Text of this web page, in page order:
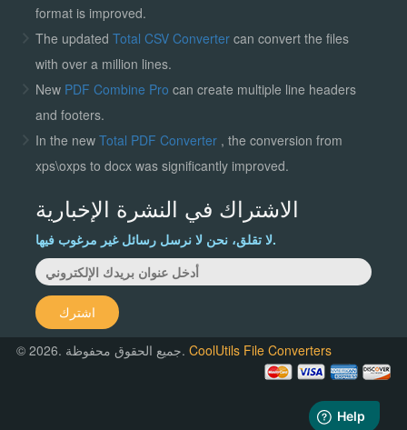
format is improved.
The updated Total CSV Convertercan convert the files
with over a million lines.
New PDF Combine Pro can create multiple line headers
and footers.
In the new Total PDF Converter , the conversion from
xps\oxps to docx was significantly improved.
الاشتراك في النشرة الإخبارية
لا تقلق، نحن لا نرسل رسائل غير مرغوب فيها.
اشترك
© 2026. جميع الحقوق محفوظة.CoolUtils File Converters